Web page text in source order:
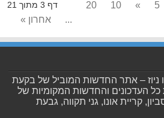
דף 3 מתוך 21 5
»
10
20
...
אחרון »
ניוז – אתר החדשות המוביל של בקעת
כל העדכונים והחדשות המקומיות של
קריית אונו, גני תקווה, גבעת